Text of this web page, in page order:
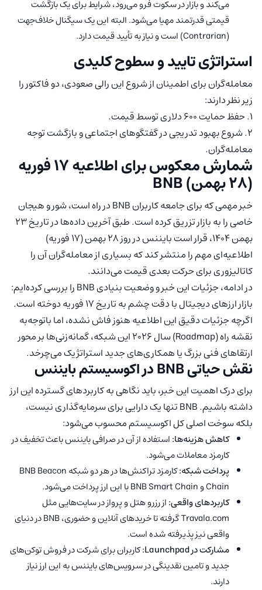
می‌کند و بازار در سکوت فرو می‌رود، شرایط برای یک بازگشت
قیمتی قدرتمند مهیا می‌شود. البته این یک سیگنال خلاف‌جهت
(Contrarian) است و نیاز به تأیید قیمت دارد.
استراتژی تایید و سطوح کلیدی
معامله‌گران برای اطمینان از شروع این رالی صعودی، دو فاکتور را
زیر نظر دارند:
۱. حفظ حمایت ۶۰۰ دلاری توسط قیمت.
۲. شروع بهبود تدریجی در گفتگوهای اجتماعی و بازگشت توجه
معامله‌گران.
شمارش معکوس برای اطلاعیه ۱۷ فوریه
(۲۸ بهمن) BNB
خبر مهمی که برای جامعه کاربران BNB در راه است، شور و هیجان
خاصی را به بازار تزریق کرده است. طبق آخرین داده‌ها در تاریخ ۲۳
بهمن ۱۴۰۴، قرار است بایننس در روز ۲۸ بهمن (۱۷ فوریه)
اطلاعیه‌ای مهم را منتشر کند که بسیاری از معامله‌گران آن را
کاتالیزوری برای حرکت بعدی قیمت می‌دانند.
در ادامه، جزئیات این خبر و وضعیت بنیادی BNB را بررسی کرده‌ایم:
بازار ارزهای دیجیتال با دقت چشم به تاریخ ۱۷ فوریه دوخته است.
اگرچه جزئیات دقیق این اطلاعیه هنوز فاش نشده، اما باتوجه‌به
نقشه راه (Roadmap) سال ۲۰۲۶ این شبکه، گمانه‌زنی‌ها بر محور
ارتقاهای فنی بزرگ یا همکاری‌های جدید استراتژیک می‌چرخد.
نقش حیاتی BNB در اکوسیستم بایننس
برای درک اهمیت این خبر، باید نگاهی به کاربردهای گسترده این ارز
داشته باشیم. BNB تنها یک دارایی برای سرمایه‌گذاری نیست،
بلکه سوخت اصلی کل اکوسیستم محسوب می‌شود:
کاهش هزینه‌ها:استفاده از آن در صرافی بایننس باعث تخفیف در
کارمزد معاملات می‌شود.
پرداخت شبکه:
کارمزد تراکنش‌ها در هر دو شبکه BNB Beacon
Chain و BNB Smart Chain با این ارز پرداخت می‌شود.
کاربردهای واقعی:از رزرو هتل و پرواز در سایت‌هایی مثل
Travala.com گرفته تا خریدهای آنلاین و حضوری، BNB در دنیای
واقعی نیز پذیرفته شده است.
مشارکت در Launchpad:
کاربران برای شرکت در فروش توکن‌های
جدید و تامین نقدینگی در سرویس‌های بایننس به این ارز نیاز
دارند.